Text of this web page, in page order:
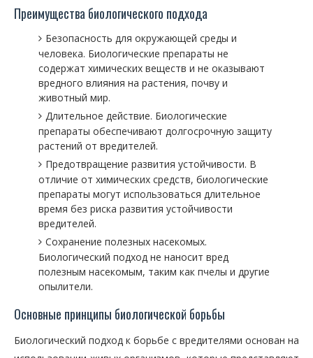
Преимущества биологического подхода
Безопасность для окружающей среды и
человека. Биологические препараты не
содержат химических веществ и не оказывают
вредного влияния на растения, почву и
животный мир.
Длительное действие. Биологические
препараты обеспечивают долгосрочную защиту
растений от вредителей.
Предотвращение развития устойчивости. В
отличие от химических средств, биологические
препараты могут использоваться длительное
время без риска развития устойчивости
вредителей.
Сохранение полезных насекомых.
Биологический подход не наносит вред
полезным насекомым, таким как пчелы и другие
опылители.
Основные принципы биологической борьбы
Биологический подход к борьбе с вредителями основан на